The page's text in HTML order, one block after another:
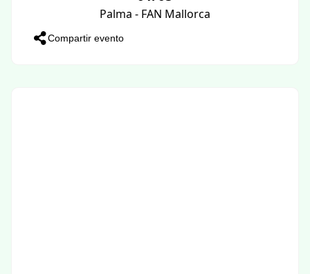
Palma - FAN Mallorca
Compartir evento